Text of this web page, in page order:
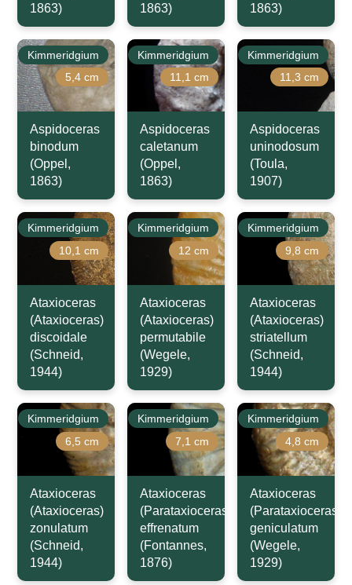
1863)
1863)
1863)
Kimmeridgium
5,4 cm
Aspidoceras
binodum
(Oppel,
1863)
Kimmeridgium
11,1 cm
Aspidoceras
caletanum
(Oppel,
1863)
Kimmeridgium
11,3 cm
Aspidoceras
uninodosum
(Toula,
1907)
Kimmeridgium
10,1 cm
Ataxioceras
(Ataxioceras)
discoidale
(Schneid,
1944)
Kimmeridgium
12 cm
Ataxioceras
(Ataxioceras)
permutabile
(Wegele,
1929)
Kimmeridgium
9,8 cm
Ataxioceras
(Ataxioceras)
striatellum
(Schneid,
1944)
Kimmeridgium
6,5 cm
Ataxioceras
(Ataxioceras)
zonulatum
(Schneid,
1944)
Kimmeridgium
7,1 cm
Ataxioceras
(Parataxioceras)
effrenatum
(Fontannes,
1876)
Kimmeridgium
4,8 cm
Ataxioceras
(Parataxioceras)
geniculatum
(Wegele,
1929)